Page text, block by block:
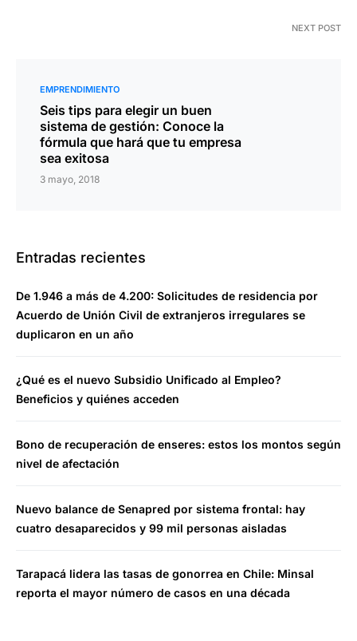
NEXT POST
EMPRENDIMIENTO
Seis tips para elegir un buen
sistema de gestión: Conoce la
fórmula que hará que tu empresa
sea exitosa
3 mayo, 2018
Entradas recientes
De 1.946 a más de 4.200: Solicitudes de residencia por
Acuerdo de Unión Civil de extranjeros irregulares se
duplicaron en un año
¿Qué es el nuevo Subsidio Unificado al Empleo?
Beneficios y quiénes acceden
Bono de recuperación de enseres: estos los montos según
nivel de afectación
Nuevo balance de Senapred por sistema frontal: hay
cuatro desaparecidos y 99 mil personas aisladas
Tarapacá lidera las tasas de gonorrea en Chile: Minsal
reporta el mayor número de casos en una década